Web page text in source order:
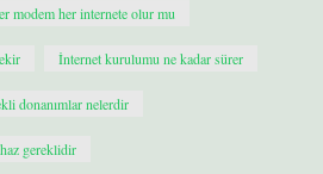
modem her internete olur mu
İnternet kurulumu ne kadar sürer
donanımlar nelerdir
gereklidir